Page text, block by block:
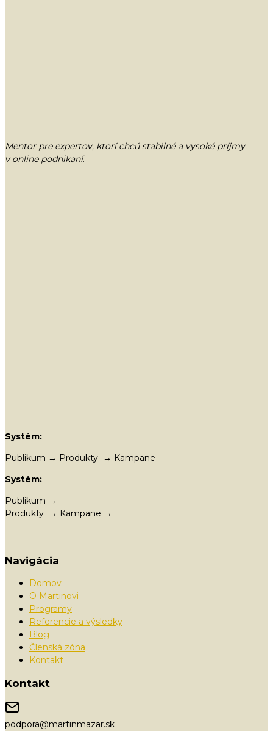
Mentor pre expertov, ktorí chcú stabilné a vysoké príjmy
v online podnikaní.
Systém:
Publikum → Produkty → Kampane
Systém:
Publikum →
Produkty → Kampane →
Navigácia
Domov
O Martinovi
Programy
Referencie a výsledky
Blog
Členská zóna
Kontakt
Kontakt
podpora@martinmazar.sk